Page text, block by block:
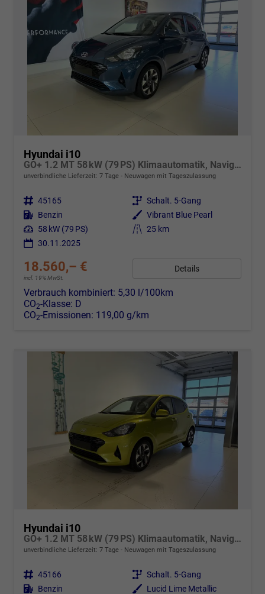
Hyundai i10
GO+ 1.2 MT 58 kW (79 PS) Klimaautomatik, Navigationssystem, Apple CarPlay & Android Auto, Sitzheizung, Lenkradheizung, Einparkhilfe hinten, Rückfahrkamera, Privacy Glass, 15" Leichtmetallfelgen, uvm.
unverbindliche Lieferzeit: 7 Tage Neuwagen mit Tageszulassung
Fahrzeugnr. 45165 Getriebe Schalt. 5-Gang
Kraftstoff Benzin Außenfarbe Vibrant Blue Pearl
Leistung 58 kW (79 PS) Kilometerstand 25 km
30.11.2025
18.560,– €
incl. 19% MwSt.
Details
Verbrauch kombiniert: 5,30 l/100km
CO2-Klasse: D
CO2-Emissionen: 119,00 g/km
Hyundai i10
GO+ 1.2 MT 58 kW (79 PS) Klimaautomatik, Navigationssystem, Apple CarPlay & Android Auto, Sitzheizung, Lenkradheizung, Einparkhilfe hinten, Rückfahrkamera, Privacy Glass, 15" Leichtmetallfelgen, uvm.
unverbindliche Lieferzeit: 7 Tage Neuwagen mit Tageszulassung
Fahrzeugnr. 45166 Getriebe Schalt. 5-Gang
Kraftstoff Benzin Außenfarbe
Lucid Lime Metallic